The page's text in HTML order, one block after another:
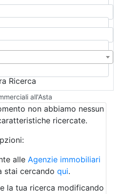
all'Asta
Ricerca
non abbiamo nessun
ricercate.
alle Agenzie immobiliari
stai cercando qui.
la tua ricerca modificando